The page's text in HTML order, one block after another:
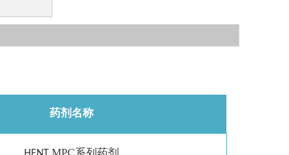
药剂名称
MPC系列药剂